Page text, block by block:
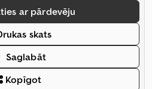
ar pārdevēju
skats
Saglabāt
Kopīgot